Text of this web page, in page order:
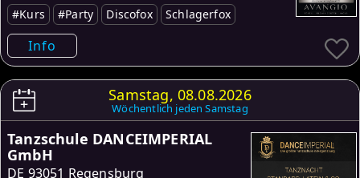
#Kurs #Party Discofox Schlagerfox
Info
Samstag, 08.08.2026
Wöchentlich jeden Samstag
Tanzschule DANCEIMPERIAL
GmbH
DE 93051 Regensburg